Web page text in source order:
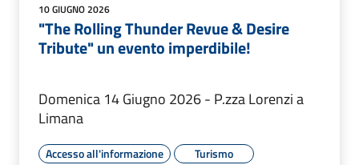
10 GIUGNO 2026
"The Rolling Thunder Revue & Desire
Tribute" un evento imperdibile!
Domenica 14 Giugno 2026 - P.zza Lorenzi a
Limana
Accesso all'informazione Turismo